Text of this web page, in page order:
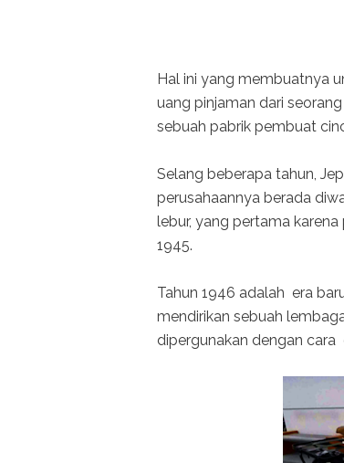
Hal ini yang membuatnya
uang pinjaman dari
sebuah pabrik pembuat
Selang beberapa tahun,
perusahaannya berada
lebur, yang pertama
1945.
Tahun 1946 adalah era
mendirikan sebuah
dipergunakan dengan